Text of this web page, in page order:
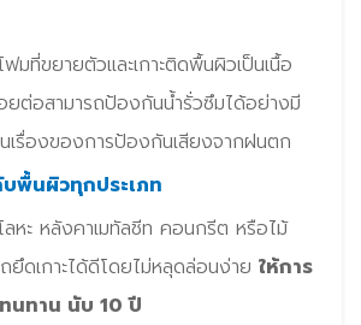
ที่ขยายตัวและเกาะติดพื้นผิวเป็นเนื้อ
ยต่อสามารถป้องกันน้ำรั่วซึมได้อย่างมี
เรื่องของการป้องกันเสียงจากฝนตก
พื้นผิวทุกประเภท
ลหะ หลังคาเมทัลชีท คอนกรีต หรือไม้
ยึดเกาะได้ดีโดยไม่หลุดล่อนง่าย ให้การ
นทาน นับ 10 ปี